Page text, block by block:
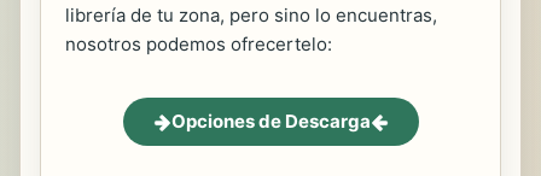
librería de tu zona, pero sino lo encuentras,
nosotros podemos ofrecertelo:
Opciones de Descarga